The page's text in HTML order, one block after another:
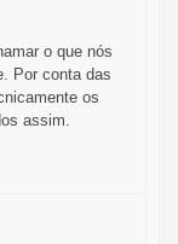
o que nós
Por conta das
os
assim.